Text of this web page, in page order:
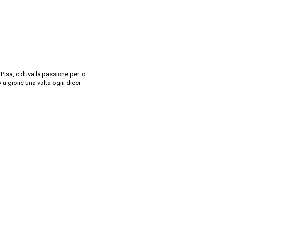
coltiva la passione per lo
a gioire una volta ogni dieci